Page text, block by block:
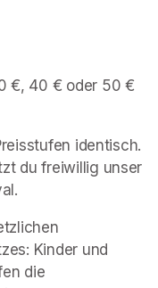
€, 40 € oder 50 €
identisch.
du freiwillig unser
Kinder und
die